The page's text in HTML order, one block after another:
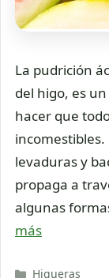
La pudrición
del higo, es
hacer que
levaduras y
propaga a
algunas
más
Categorías
Higueras